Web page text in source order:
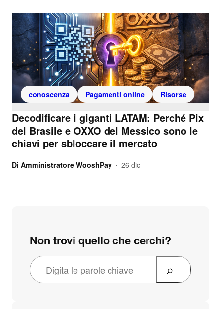
conoscenza Pagamenti online Risorse
Decodificare i giganti LATAM: Perché Pix
del Brasile e OXXO del Messico sono le
chiavi per sbloccare il mercato
Di Amministratore WooshPay • 26 dic
Non trovi quello che cerchi?